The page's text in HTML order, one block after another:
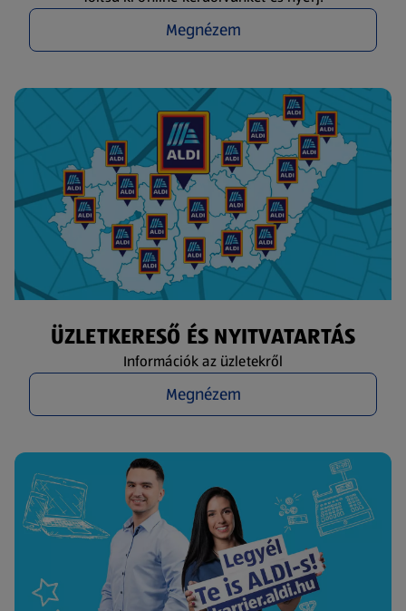
Megnézem
ÜZLETKERESŐ ÉS NYITVATARTÁS
Információk az üzletekről
Megnézem